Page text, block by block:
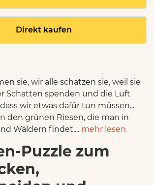
Direkt kaufen
sie, wir alle schätzen sie, weil sie
Schatten spenden und die Luft
wir etwas dafür tun müssen...
den grünen Riesen, die man in
Wäldern findet.... mehr lesen
Puzzle zum